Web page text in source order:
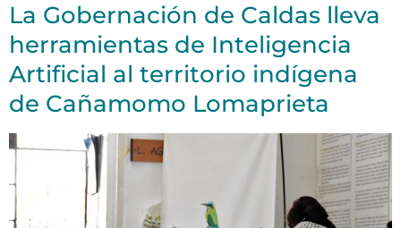
La Gobernación de Caldas lleva
herramientas de Inteligencia
Artificial al territorio indígena
de Cañamomo Lomaprieta